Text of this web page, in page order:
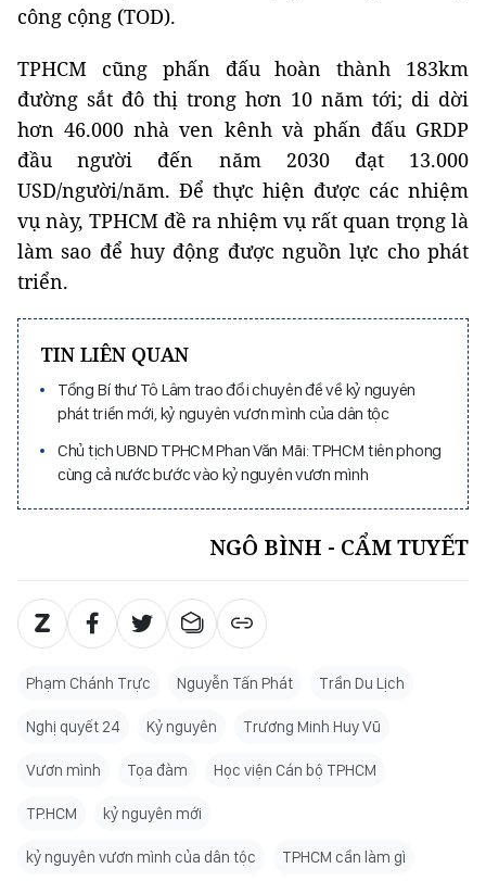
công cộng (TOD).
TPHCM cũng phấn đấu hoàn thành 183km
đường sắt đô thị trong hơn 10 năm tới; di dời
hơn 46.000 nhà ven kênh và phấn đấu GRDP
đầu người đến năm 2030 đạt 13.000
USD/người/năm. Để thực hiện được các nhiệm
vụ này, TPHCM đề ra nhiệm vụ rất quan trọng là
làm sao để huy động được nguồn lực cho phát
triển.
TIN LIÊN QUAN
Tổng Bí thư Tô Lâm trao đổi chuyên đề về kỷ nguyên
phát triển mới, kỷ nguyên vươn mình của dân tộc
Chủ tịch UBND TPHCM Phan Văn Mãi: TPHCM tiên phong
cùng cả nước bước vào kỷ nguyên vươn mình
NGÔ BÌNH - CẨM TUYẾT
Phạm Chánh Trực Nguyễn Tấn Phát Trần Du Lịch
Nghị quyết 24 Kỷ nguyên Trương Minh Huy Vũ
Vươn mình Tọa đàm Học viện Cán bộ TPHCM
TP.HCM kỷ nguyên mới
kỷ nguyên vươn mình của dân tộc TPHCM cần làm gì